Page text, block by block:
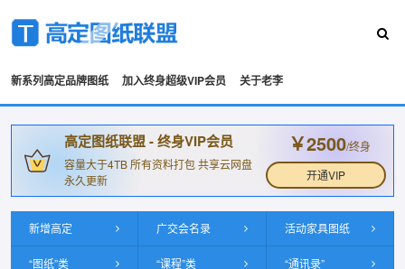
新系列高定品牌图纸 加入终身超级VIP会员 关于老李
高定图纸联盟 - 终身VIP会员
容量大于4TB 所有资料打包 共享云网盘
永久更新
￥2500/终身
开通VIP
新增高定 广交会名录 活动家具图纸
“图纸”类 “课程”类 “通讯录”